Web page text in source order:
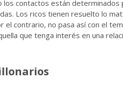
contactos están determinados
Los ricos tienen resuelto lo
el contrario, no pasa así con el
que tenga interés en una